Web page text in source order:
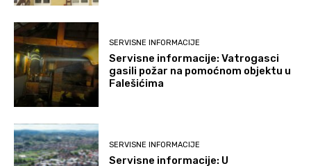
SERVISNE INFORMACIJE
Servisne informacije: Vatrogasci
gasili požar na pomoćnom objektu u
Falešićima
SERVISNE INFORMACIJE
Servisne informacije: U